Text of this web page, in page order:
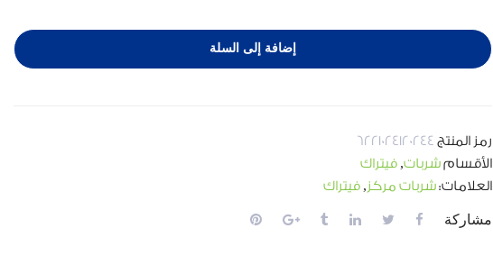
إضافة إلى السلة
رمز المنتج 6221024120244
الأقسامشربات, فيتراك
العلامات:شربات مركز, فيتراك
مشاركة